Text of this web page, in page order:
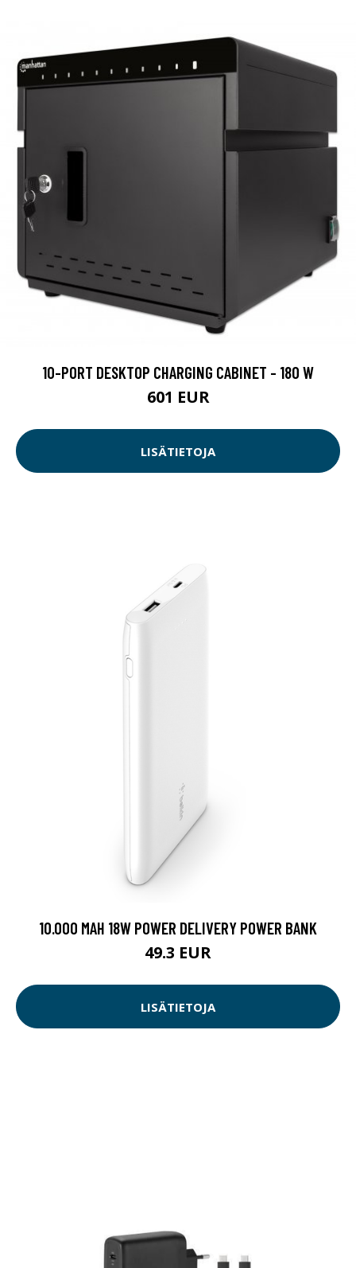
10-PORT DESKTOP CHARGING CABINET - 180 W
601 EUR
LISÄTIETOJA
10.000 MAH 18W POWER DELIVERY POWER BANK
49.3 EUR
LISÄTIETOJA